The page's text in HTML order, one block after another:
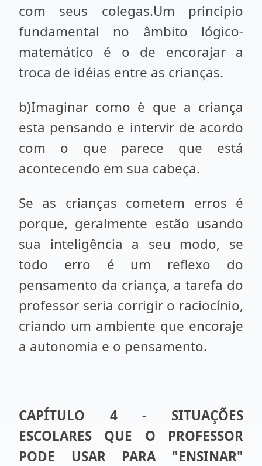
com seus colegas.Um principio
fundamental no âmbito lógico-
matemá­tico é o de encorajar a
troca de idéias entre as crianças.
b)Imaginar como è que a criança
esta pensando e intervir de acordo
com o que parece que está
acontecendo em sua cabeça.
Se as crianças cometem erros é
porque, geralmente estão usando
sua inteligência a seu modo, se
todo erro é um reflexo do
pensamento da criança, a ta­refa do
professor seria corrigir o raciocínio,
criando um ambiente que encoraje
a autonomia e o pensamento.
CAPÍTULO 4 - SITUAÇÕES
ESCOLARES QUE O PROFESSOR
PODE USAR PARA "ENSINAR"